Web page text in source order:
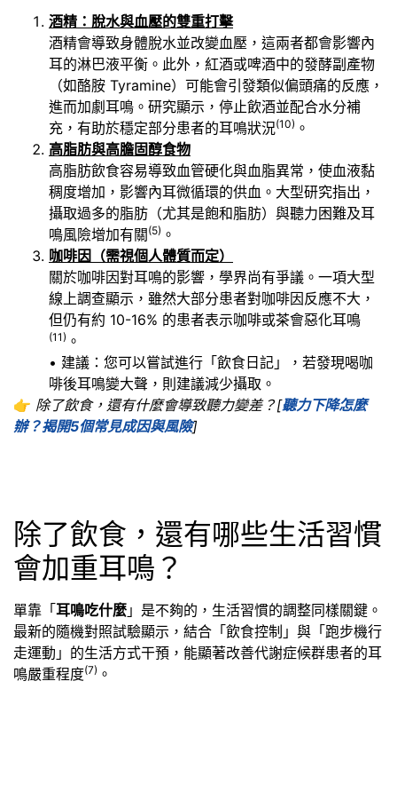
酒精：脫水與血壓的雙重打擊
酒精會導致身體脫水並改變血壓，這兩者都會影響內
耳的淋巴液平衡。此外，紅酒或啤酒中的發酵副產物
（如酪胺 Tyramine）可能會引發類似偏頭痛的反應，
進而加劇耳鳴。研究顯示，停止飲酒並配合水分補
充，有助於穩定部分患者的耳鳴狀況(10) 。
高脂肪與高膽固醇食物
高脂肪飲食容易導致血管硬化與血脂異常，使血液黏
稠度增加，影響內耳微循環的供血。大型研究指出，
攝取過多的脂肪（尤其是飽和脂肪）與聽力困難及耳
鳴風險增加有關(5) 。
咖啡因（需視個人體質而定）
關於咖啡因對耳鳴的影響，學界尚有爭議。一項大型
線上調查顯示，雖然大部分患者對咖啡因反應不大，
但仍有約 10-16% 的患者表示咖啡或茶會惡化耳鳴
(11) 。
• 建議：您可以嘗試進行「飲食日記」，若發現喝咖
啡後耳鳴變大聲，則建議減少攝取。
👉 除了飲食，還有什麼會導致聽力變差？[聽力下降怎麼
辦？揭開5個常見成因與風險]
除了飲食，還有哪些生活習慣
會加重耳鳴？
單靠「耳鳴吃什麼 」是不夠的，生活習慣的調整同樣關鍵。
最新的隨機對照試驗顯示，結合「飲食控制」與「跑步機行
走運動」的生活方式干預，能顯著改善代謝症候群患者的耳
鳴嚴重程度(7) 。